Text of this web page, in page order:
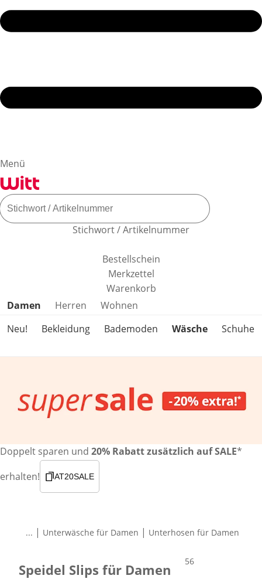
Menü
Stichwort / Artikelnummer
Bestellschein
Merkzettel
Warenkorb
Produktkategorien überspringen
Damen Herren
Wohnen
Neu!
Bekleidung Bademoden Wäsche Schuhe
Doppelt sparen und 20% Rabatt zusätzlich auf SALE*
erhalten!
AT20SALE
... | Unterwäsche für Damen | Unterhosen für Damen
Speidel Slips für Damen Produkte
56